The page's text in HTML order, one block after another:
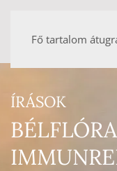
Fő tartalom
ÍRÁSOK